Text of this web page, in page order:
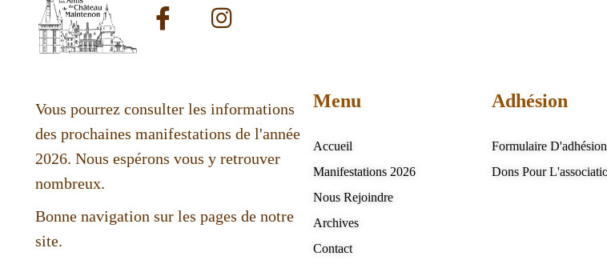
Vous pourrez consulter les informations
des prochaines manifestations de l'année
2026. Nous espérons vous y retrouver
nombreux.
Bonne navigation sur les pages de notre
site.
Menu
Accueil
Manifestations 2026
Nous Rejoindre
Archives
Contact
Adhésion
Formulaire D'adhésion
Dons Pour